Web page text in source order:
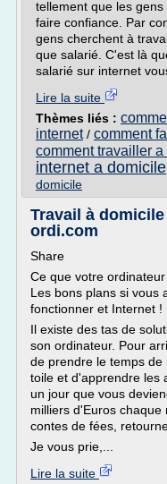
tellement que les
faire confiance. Par
gens cherchent à
que salarié. C'est là
salarié sur internet
Lire la suite
Thèmes liés :
internet/ comment
comment travailler
internet a domicile
domicile
Travail à
ordi.com
Share
Ce que votre
Les bons plans si vous
fonctionner et Internet !
Il existe des tas de
son ordinateur. Pour
de prendre le temps
toile et d'apprendre les
un jour que vous
milliers d'Euros
contes de fées,
Je vous prie,...
Lire la suite